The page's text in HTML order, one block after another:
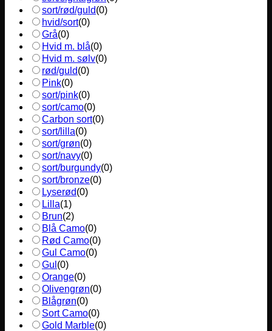
sort/rød/guld(0)
hvid/sort(0)
Grå(0)
Hvid m. blå(0)
Hvid m. sølv(0)
rød/guld(0)
Pink(0)
sort/pink(0)
sort/camo(0)
Carbon sort(0)
sort/lilla(0)
sort/grøn(0)
sort/navy(0)
sort/burgundy(0)
sort/bronze(0)
Lyserød(0)
Lilla(1)
Brun(2)
Blå Camo(0)
Rød Camo(0)
Gul Camo(0)
Gul (0)
Orange(0)
Olivengrøn(0)
Blågrøn(0)
Sort Camo(0)
Gold Marble(0)